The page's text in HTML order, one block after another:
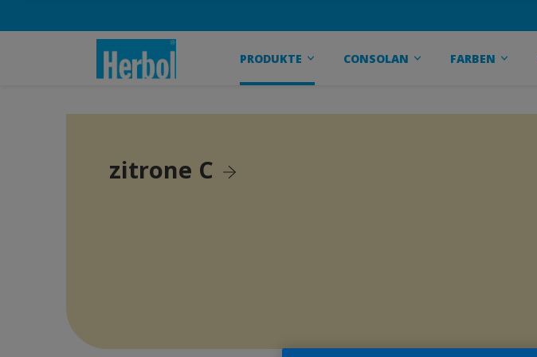
PRODUKTE CONSOLAN FARBEN
zitrone C